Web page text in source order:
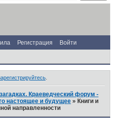
Регистрация Войти
.
Краеведческий форум -
настоящее и будущее » Книги и
направленности